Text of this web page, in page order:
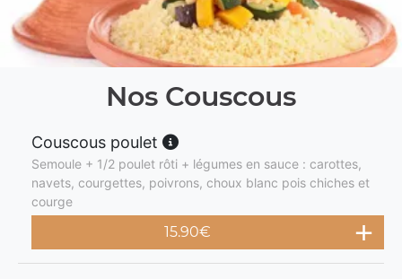
Nos Couscous
Couscous poulet
Semoule + 1/2 poulet rôti + légumes en sauce : carottes,
navets, courgettes, poivrons, choux blanc pois chiches et
courge
15.90€